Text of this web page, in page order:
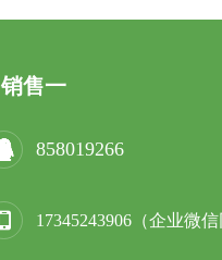
销售一
858019266
17345243906（企业微信